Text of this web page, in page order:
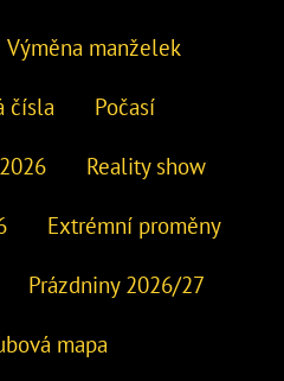
Výměna manželek
čísla Počasí
Reality show
Extrémní proměny
Prázdniny 2026/27
mapa